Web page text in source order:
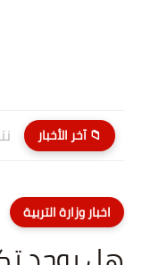
📁 آخر الأخبار
اخبار وزارة التربية